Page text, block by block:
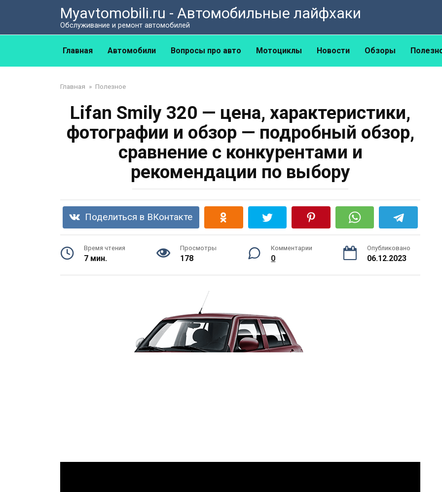
Myavtomobili.ru - Автомобильные лайфхаки
Обслуживание и ремонт автомобилей
Главная Автомобили Вопросы про авто Мотоциклы Новости Обзоры
Главная » Полезное
Lifan Smily 320 — цена, характеристики,
фотографии и обзор — подробный обзор,
сравнение с конкурентами и
рекомендации по выбору
Поделиться в ВКонтакте
Время чтения
7 мин.
Просмотры
178
Комментарии
0
Опубликовано
06.12.2023